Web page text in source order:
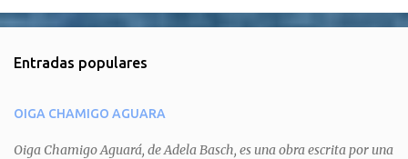
e
t
a
Entradas populares
OIGA CHAMIGO AGUARA
Oiga Chamigo Aguará, de Adela Basch, es una obra escrita por una